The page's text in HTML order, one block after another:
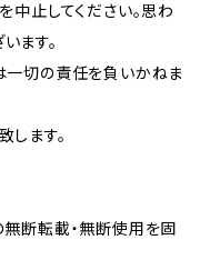
中止してください。思わ
ます。
一切の責任を負いかねま
ます。
断転載・無断使用を固